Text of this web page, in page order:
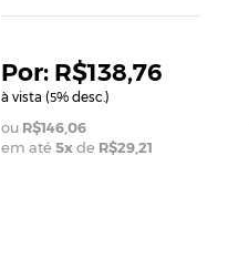
R$138,76
à vista (5% desc.)
R$146,06
em até 5xde R$29,21